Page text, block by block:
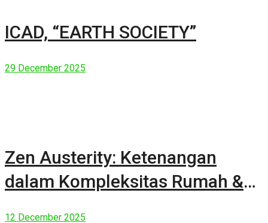
ICAD, “EARTH SOCIETY”
29 December 2025
Zen Austerity: Ketenangan
dalam Kompleksitas Rumah &
12 December 2025